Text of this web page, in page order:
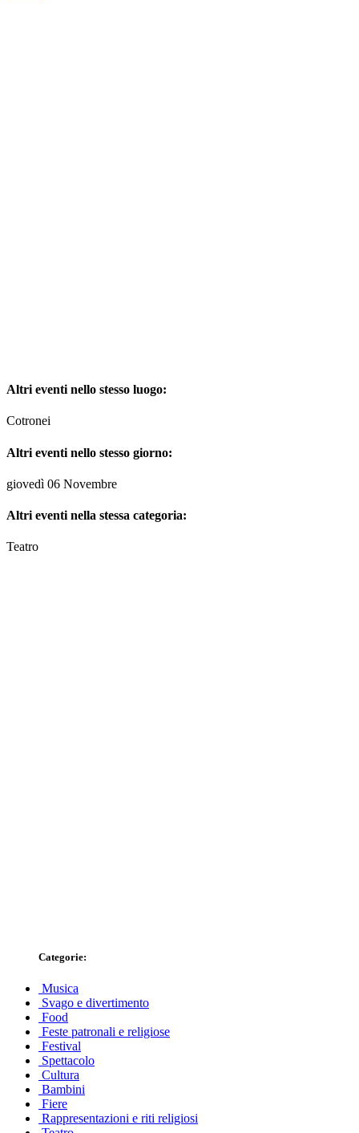
Altri eventi nello stesso luogo:
Cotronei
Altri eventi nello stesso giorno:
giovedì 06 Novembre
Altri eventi nella stessa categoria:
Teatro
Categorie:
Musica
Svago e divertimento
Food
Feste patronali e religiose
Festival
Spettacolo
Cultura
Bambini
Fiere
Rappresentazioni e riti religiosi